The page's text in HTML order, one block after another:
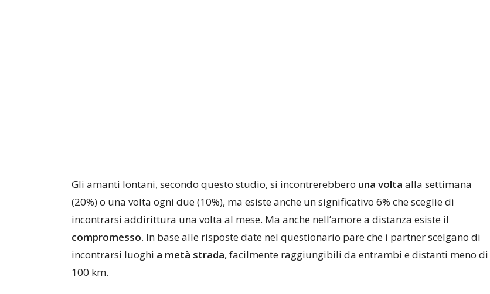
Gli amanti lontani, secondo questo studio, si incontrerebbero una volta alla settimana
(20%) o una volta ogni due (10%), ma esiste anche un significativo 6% che sceglie di
incontrarsi addirittura una volta al mese. Ma anche nell’amore a distanza esiste il
compromesso. In base alle risposte date nel questionario pare che i partner scelgano di
incontrarsi luoghi a metà strada, facilmente raggiungibili da entrambi e distanti meno di
100 km.